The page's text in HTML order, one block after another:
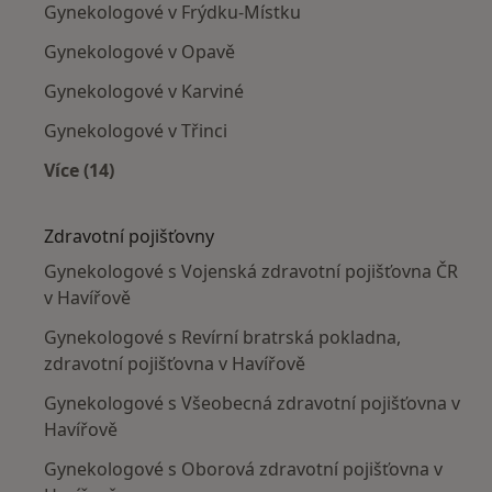
Gynekologové v Frýdku-Místku
Gynekologové v Opavě
Gynekologové v Karviné
Gynekologové v Třinci
Více (14)
Zdravotní pojišťovny
Gynekologové s Vojenská zdravotní pojišťovna ČR
v Havířově
Gynekologové s Revírní bratrská pokladna,
zdravotní pojišťovna v Havířově
Gynekologové s Všeobecná zdravotní pojišťovna v
Havířově
Gynekologové s Oborová zdravotní pojišťovna v